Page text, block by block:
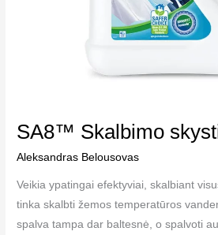
SA8™ Skalbimo
Aleksandras Belousovas
Veikia ypatingai efektyviai, skalbiant
tinka skalbti žemos temperatūros
spalva tampa dar baltesnė, o spalvoti